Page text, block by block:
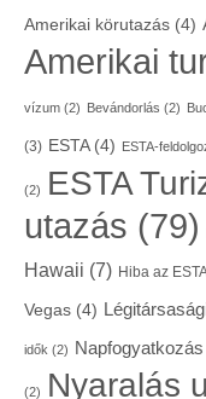
Amerikai körutazás (4)
Amerikai
vízum (2) Bevándorlás (2)
(3) ESTA(4) ESTA-
(2) ESTA
utazás (79)
Hawaii (7) Hiba az
Vegas (4)
idők (2) Napfogyatkozás
(2) Nyaralás